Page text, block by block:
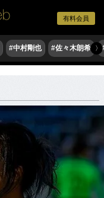
有料会員
#中村剛也 #佐々木朗希 〉